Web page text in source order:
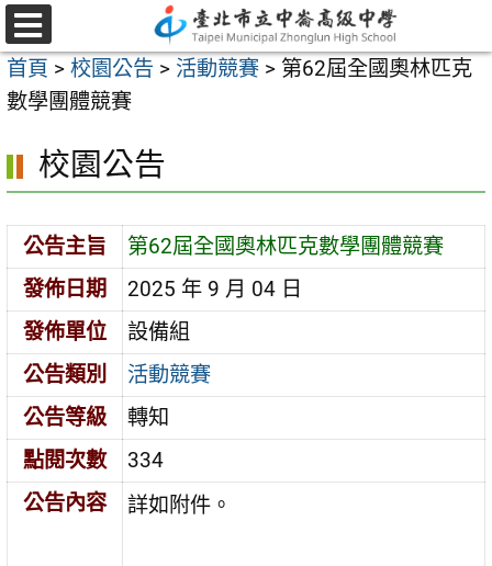
跳
至
主
要
容
選
單
首頁 > 校園公告 > 活動競賽 > 第62屆全國奧林匹克
數學團體競賽
校園公告
公告主旨
第62屆全國奧林匹克數學團體競賽
發佈日期
2025 年 9 月 04 日
發佈單位
設備組
公告類別
活動競賽
公告等級
轉知
點閱次數
334
公告內容
詳如附件。